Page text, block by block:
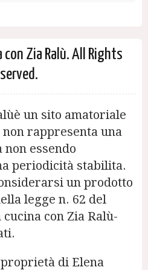
Zia Ralù. All Rights
un sito amatoriale
rappresenta una
essendo
periodicità stabilita.
un prodotto
legge n. 62 del
con Zia Ralù-
di Elena